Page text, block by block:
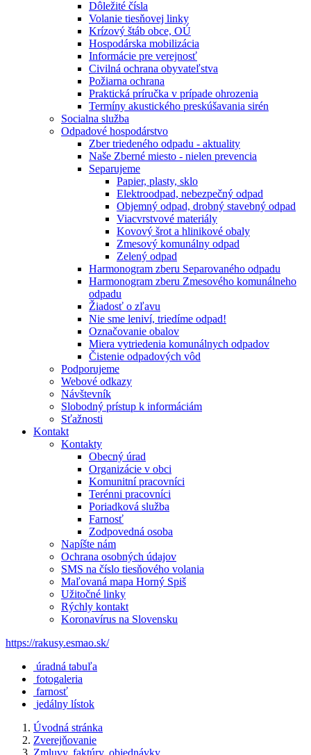
Dôležité čísla
Volanie tiesňovej linky
Krízový štáb obce, OÚ
Hospodárska mobilizácia
Informácie pre verejnosť
Civilná ochrana obyvateľstva
Požiarna ochrana
Praktická príručka v prípade ohrozenia
Termíny akustického preskúšavania sirén
Socialna služba
Odpadové hospodárstvo
Zber triedeného odpadu - aktuality
Naše Zberné miesto - nielen prevencia
Separujeme
Papier, plasty, sklo
Elektroodpad, nebezpečný odpad
Objemný odpad, drobný stavebný odpad
Viacvrstvové materiály
Kovový šrot a hlinikové obaly
Zmesový komunálny odpad
Zelený odpad
Harmonogram zberu Separovaného odpadu
Harmonogram zberu Zmesového komunálneho
odpadu
Žiadosť o zľavu
Nie sme leniví, triedíme odpad!
Označovanie obalov
Miera vytriedenia komunálnych odpadov
Čistenie odpadových vôd
Podporujeme
Webové odkazy
Návštevník
Slobodný prístup k informáciám
Sťažnosti
Kontakt
Kontakty
Obecný úrad
Organizácie v obci
Komunitní pracovníci
Terénni pracovníci
Poriadková služba
Farnosť
Zodpovedná osoba
Napíšte nám
Ochrana osobných údajov
SMS na číslo tiesňového volania
Maľovaná mapa Horný Spiš
Užitočné linky
Rýchly kontakt
Koronavírus na Slovensku
https://rakusy.esmao.sk/
úradná tabuľa
fotogaleria
farnosť
jedálny lístok
Úvodná stránka
Zverejňovanie
Zmluvy, faktúry, objednávky